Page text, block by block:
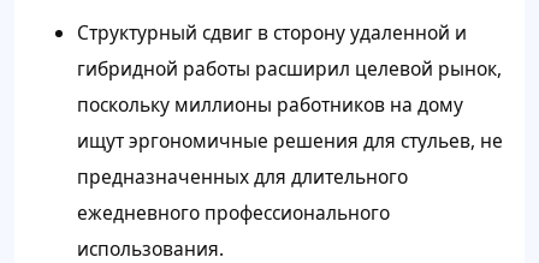
Структурный сдвиг в сторону удаленной и
гибридной работы расширил целевой рынок,
поскольку миллионы работников на дому
ищут эргономичные решения для стульев, не
предназначенных для длительного
ежедневного профессионального
использования.